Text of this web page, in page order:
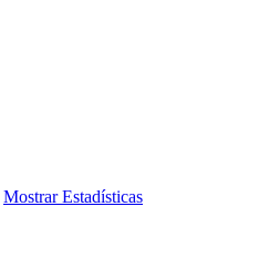
Mostrar Estadísticas